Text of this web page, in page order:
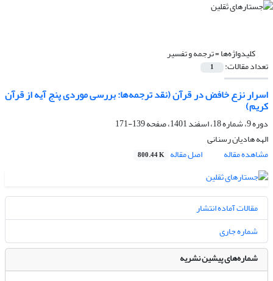
کلیدواژه‌ها =ترجمه و تفسیر
تعداد مقالات: 1
اسرار نزع خافض در قرآن (نقد ترجمه‌ها: بررسی موردی پنج آیه از قرآن
کریم)
دوره 9، شماره 18، اسفند 1401، صفحه
139-171
الهه هادیان رسنانی
مشاهده مقاله
اصل مقاله 800.44 K
مقالات آماده انتشار
شماره جاری
شماره‌های پیشین نشریه